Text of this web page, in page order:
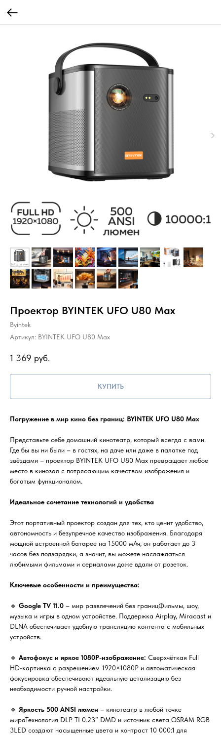
Проектор BYINTEK UFO U80 Max
Byintek
Артикул: BYINTEK UFO U80 Max
1 369 руб.
КУПИТЬ
Погружение в мир кино без границ: BYINTEK UFO U80 Max
Представьте себе домашний кинотеатр, который всегда с вами.
Где бы вы ни были – в гостях, на даче или даже в палатке под
звёздами – проектор BYINTEK UFO U80 Max превращает любое
место в кинозал с потрясающим качеством изображения и
богатым функционалом.
Идеальное сочетание технологий и удобства
Этот портативный проектор создан для тех, кто ценит удобство,
автономность и безупречное качество изображения. Благодаря
мощной встроенной батарее на 15000 мАч, он работает до 3
часов без подзарядки, а значит, вы можете наслаждаться
любимыми фильмами и сериалами даже вдали от розеток.
Ключевые особенности и преимущества:
🔹 Google TV 11.0 – мир развлечений без границФильмы, шоу,
музыка и игры в одном устройстве. Поддержка Airplay, Miracast и
DLNA обеспечивает удобную трансляцию контента с мобильных
устройств.
🔹 Автофокус и яркое 1080P-изображение: Сверхчёткая Full
HD-картинка с разрешением 1920×1080P и автоматическая
фокусировка обеспечивают идеальную детализацию без
необходимости ручной настройки.
🔹 Яркость 500 ANSI люмен – кинотеатр в любой точке
мираТехнология DLP TI 0.23” DMD и источник света OSRAM RGB
3LED создают насыщенные цвета и контраст 10 000:1 для